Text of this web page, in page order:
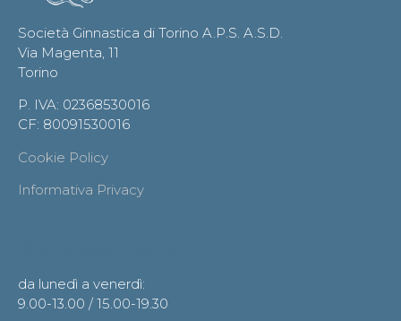
Società Ginnastica di Torino A.P.S. A.S.D.
Via Magenta, 11
Torino
P. IVA: 02368530016
CF: 80091530016
Cookie Policy
Informativa Privacy
da lunedì a venerdì:
9.00-13.00 / 15.00-19.30